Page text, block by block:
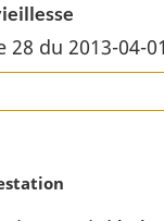
du 2013-04-